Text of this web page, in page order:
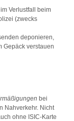
Verlustfall beim
(zwecks
deponieren,
Gepäck verstauen
bei
Nahverkehr. Nicht
ohne ISIC-Karte